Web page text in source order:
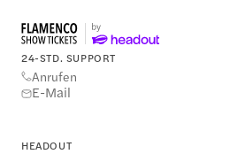
24-STD. SUPPORT
Anrufen
E-Mail
HEADOUT